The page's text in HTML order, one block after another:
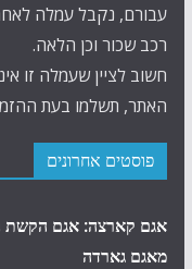
עבורם, נקבל עמלה
רכב שכור וכן הלאה.
חשוב לציין שעמלה זו
האתר, תשלמו בעת
פוסטים אחרונים
אגם קארצה: אגם הקשת
מאגם גארדה